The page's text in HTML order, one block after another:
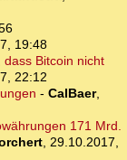
19:48
Bitcoin nicht
22:12
- CalBaer,
171 Mrd.
, 29.10.2017,